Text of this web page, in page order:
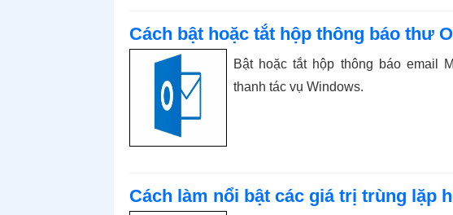
Cách bật hoặc tắt hộp thông báo thư
Bật hoặc tắt hộp thông báo email
thanh tác vụ Windows.
Cách làm nổi bật các giá trị trùng lặp